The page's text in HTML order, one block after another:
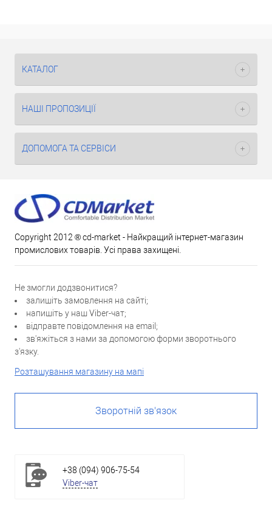
КАТАЛОГ
НАШІ ПРОПОЗИЦІЇ
ДОПОМОГА ТА СЕРВІСИ
Copyright 2012 ® cd-market - Найкращий інтернет-магазин
промислових товарів. Усі права захищені.
Не змогли додзвонитися?
залишіть замовлення на сайті;
напишіть у наш Viber-чат;
відправте повідомлення на email;
зв'яжіться з нами за допомогою форми зворотнього
з'язку.
Розташування магазину на мапі
Зворотній зв'язок
+38 (094) 906-75-54
Viber-чат